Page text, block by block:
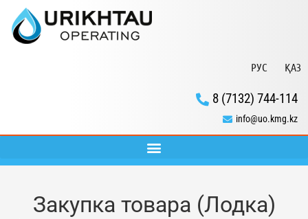
РУС ҚАЗ
8 (7132) 744-114
info@uo.kmg.kz
Закупка товара (Лодка)